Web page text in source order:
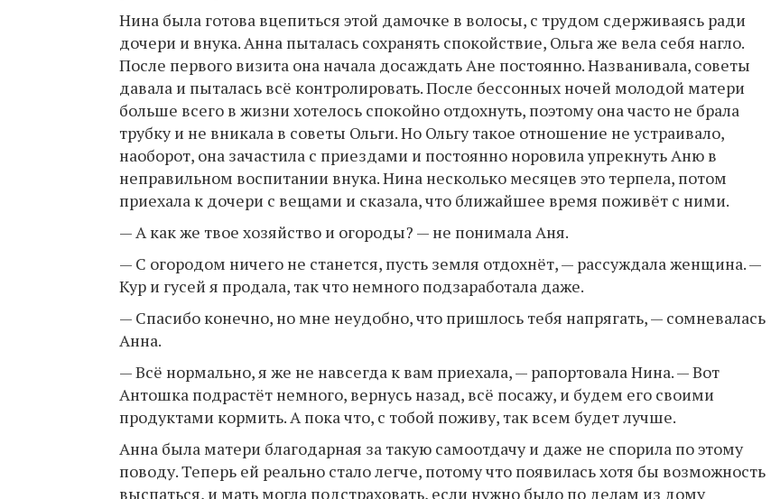
Нина была готова вцепиться этой дамочке в волосы, с трудом сдерживаясь ради
дочери и внука. Анна пыталась сохранять спокойствие, Ольга же вела себя нагло.
После первого визита она начала досаждать Ане постоянно. Названивала, советы
давала и пыталась всё контролировать. После бессонных ночей молодой матери
больше всего в жизни хотелось спокойно отдохнуть, поэтому она часто не брала
трубку и не вникала в советы Ольги. Но Ольгу такое отношение не устраивало,
наоборот, она зачастила с приездами и постоянно норовила упрекнуть Аню в
неправильном воспитании внука. Нина несколько месяцев это терпела, потом
приехала к дочери с вещами и сказала, что ближайшее время поживёт с ними.
— А как же твое хозяйство и огороды? — не понимала Аня.
— С огородом ничего не станется, пусть земля отдохнёт, — рассуждала женщина. —
Кур и гусей я продала, так что немного подзаработала даже.
— Спасибо конечно, но мне неудобно, что пришлось тебя напрягать, — сомневалась
Анна.
— Всё нормально, я же не навсегда к вам приехала, — рапортовала Нина. — Вот
Антошка подрастёт немного, вернусь назад, всё посажу, и будем его своими
продуктами кормить. А пока что, с тобой поживу, так всем будет лучше.
Анна была матери благодарная за такую самоотдачу и даже не спорила по этому
поводу. Теперь ей реально стало легче, потому что появилась хотя бы возможность
выспаться, и мать могла подстраховать, если нужно было по делам из дому